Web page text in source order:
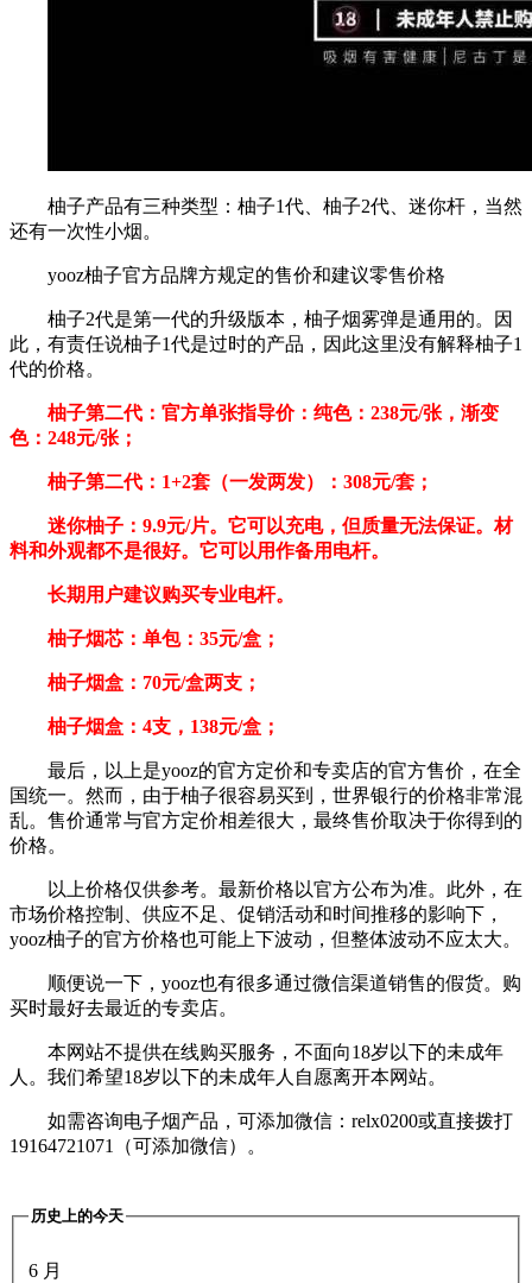
柚子产品有三种类型：柚子1代、柚子2代、迷你杆，当然
还有一次性小烟。
yooz柚子官方品牌方规定的售价和建议零售价格
柚子2代是第一代的升级版本，柚子烟雾弹是通用的。因
此，有责任说柚子1代是过时的产品，因此这里没有解释柚子1
代的价格。
柚子第二代：官方单张指导价：纯色：238元/张，渐变
色：248元/张；
柚子第二代：1+2套（一发两发）：308元/套；
迷你柚子：9.9元/片。它可以充电，但质量无法保证。材
料和外观都不是很好。它可以用作备用电杆。
长期用户建议购买专业电杆。
柚子烟芯：单包：35元/盒；
柚子烟盒：70元/盒两支；
柚子烟盒：4支，138元/盒；
最后，以上是yooz的官方定价和专卖店的官方售价，在全
国统一。然而，由于柚子很容易买到，世界银行的价格非常混
乱。售价通常与官方定价相差很大，最终售价取决于你得到的
价格。
以上价格仅供参考。最新价格以官方公布为准。此外，在
市场价格控制、供应不足、促销活动和时间推移的影响下，
yooz柚子的官方价格也可能上下波动，但整体波动不应太大。
顺便说一下，yooz也有很多通过微信渠道销售的假货。购
买时最好去最近的专卖店。
本网站不提供在线购买服务，不面向18岁以下的未成年
人。我们希望18岁以下的未成年人自愿离开本网站。
如需咨询电子烟产品，可添加微信：relx0200或直接拨打
19164721071（可添加微信）。
历史上的今天
6 月